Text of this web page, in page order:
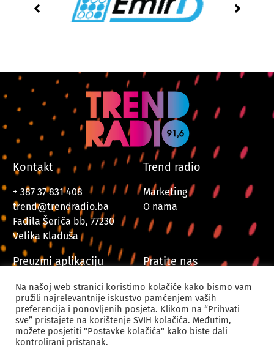
Kontakt
+ 387 37 831 408
trend@trendradio.ba
Fadila Šeriča bb, 77230
Velika Kladuša
Trend radio
Marketing
O nama
Preuzmi aplikaciju Pratite nas
Na našoj web stranici koristimo kolačiće kako bismo vam
pružili najrelevantnije iskustvo pamćenjem vaših
preferencija i ponovljenih posjeta. Klikom na “Prihvati
sve” pristajete na korištenje SVIH kolačića. Međutim,
možete posjetiti "Postavke kolačića" kako biste dali
kontrolirani pristanak.